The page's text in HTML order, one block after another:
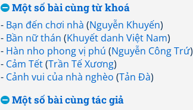
Một số bài cùng từ khoá
- Bạn đến chơi nhà (Nguyễn Khuyến)
- Bần nữ thán (Khuyết danh Việt Nam)
- Hàn nho phong vị phú (Nguyễn Công Trứ)
- Cảm Tết(Trần Tế Xương)
- Cảnh vui của nhà nghèo (Tản Đà)
Một số bài cùng tác giả